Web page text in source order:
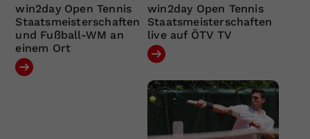
win2day Open Tennis
Staatsmeisterschaften
und Fußball-WM an
einem Ort
win2day Open Tennis
Staatsmeisterschaften
live auf ÖTV TV